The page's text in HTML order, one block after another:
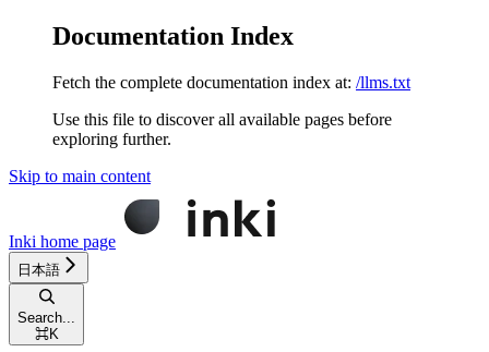
Documentation Index
Fetch the complete documentation index at: /llms.txt
Use this file to discover all available pages before
exploring further.
Skip to main content
Inki home page
日本語
Search...
⌘K